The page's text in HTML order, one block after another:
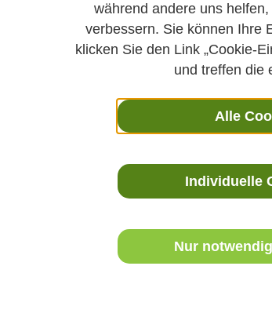
während andere uns
verbessern. Sie können Ihre
klicken Sie den Link „Cookie-
und treffen die
Alle
Individuelle
Nur
Bewegung bei
18. Oktober 2023
Bewährte Rezepte, überliefertes
hatten für Dr. Veronica Carstens einen
festen Platz in ihrer täglichen Arbeit als